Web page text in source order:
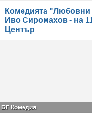
Комедията "Любовни
Иво Сиромахов - на
Център
БГ Комедия